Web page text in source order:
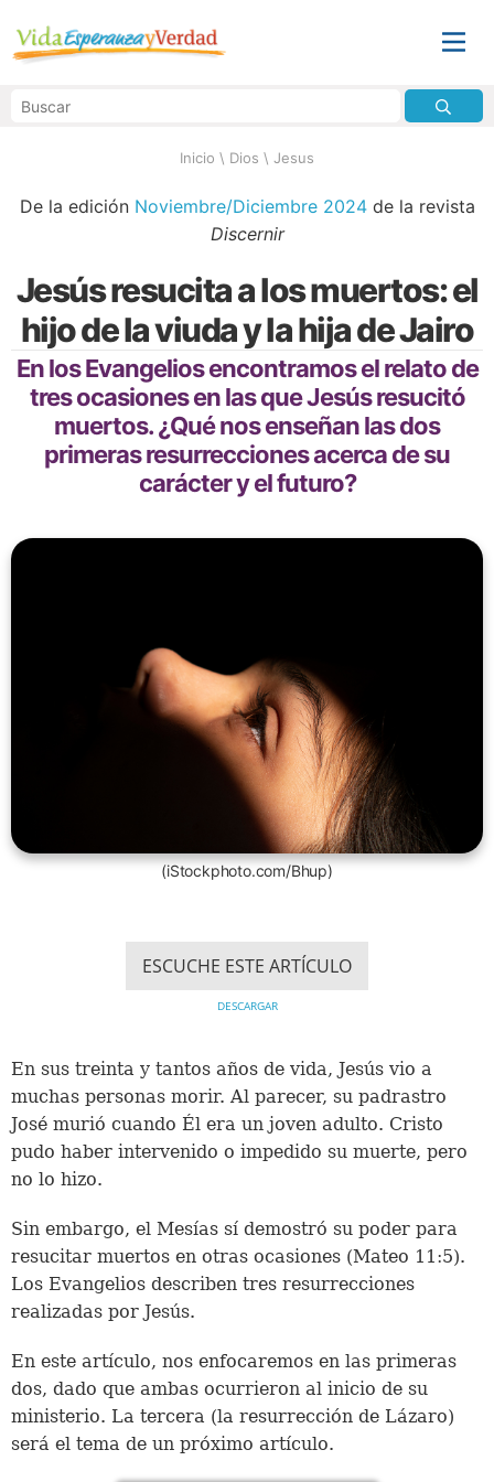
Inicio \ Dios \ Jesus
De la edición Noviembre/Diciembre 2024de la revista
Discernir
Jesús resucita a los muertos: el
hijo de la viuda y la hija de Jairo
En los Evangelios encontramos el relato de
tres ocasiones en las que Jesús resucitó
muertos. ¿Qué nos enseñan las dos
primeras resurrecciones acerca de su
carácter y el futuro?
(iStockphoto.com/Bhup)
ESCUCHE ESTE ARTÍCULO
DESCARGAR
En sus treinta y tantos años de vida, Jesús vio a
muchas personas morir. Al parecer, su padrastro
José murió cuando Él era un joven adulto. Cristo
pudo haber intervenido o impedido su muerte, pero
no lo hizo.
Sin embargo, el Mesías sí demostró su poder para
resucitar muertos en otras ocasiones (Mateo 11:5).
Los Evangelios describen tres resurrecciones
realizadas por Jesús.
En este artículo, nos enfocaremos en las primeras
dos, dado que ambas ocurrieron al inicio de su
ministerio. La tercera (la resurrección de Lázaro)
será el tema de un próximo artículo.